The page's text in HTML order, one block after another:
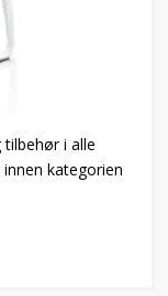
i alle
kategorien